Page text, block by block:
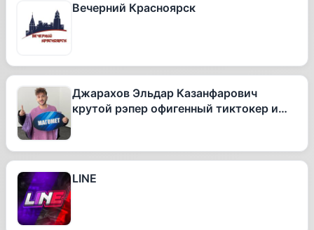
Вечерний Красноярск
Джарахов Эльдар Казанфарович
крутой рэпер офигенный тиктокер и
LINE